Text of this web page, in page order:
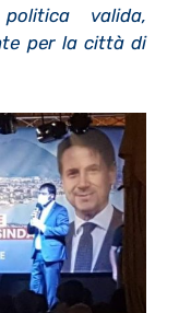
valida,
per la città di